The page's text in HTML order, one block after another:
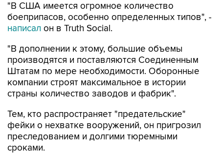
"В США имеется огромное количество
боеприпасов, особенно определенных типов", -
написал он в Truth Social.
"В дополнении к этому, большие объемы
производятся и поставляются Соединенным
Штатам по мере необходимости. Оборонные
компании строят максимальное в истории
страны количество заводов и фабрик".
Тем, кто распространяет "предательские"
фейки о нехватке вооружений, он пригрозил
преследованием и долгими тюремными
сроками.